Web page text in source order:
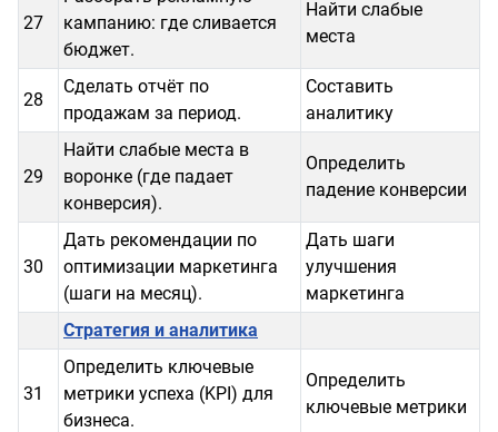
27
кампанию: где сливается
бюджет.
Найти слабые
места
28
Сделать отчёт по
продажам за период.
Составить
аналитику
29
Найти слабые места в
воронке (где падает
конверсия).
Определить
падение конверсии
30
Дать рекомендации по
оптимизации маркетинга
(шаги на месяц).
Дать шаги
улучшения
маркетинга
Стратегия и аналитика
31
Определить ключевые
метрики успеха (KPI) для
бизнеса.
Определить
ключевые метрики